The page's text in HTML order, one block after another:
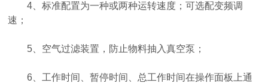
4、标准配置为一种或两种运转速度；可选配变频调
速；
5、空气过滤装置，防止物料抽入真空泵；
6、工作时间、暂停时间、总工作时间在操作面板上通